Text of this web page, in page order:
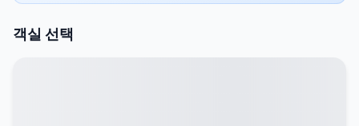
객실 선택